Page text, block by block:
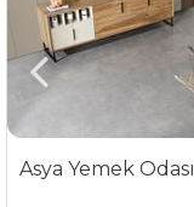
Asya Yemek Odası